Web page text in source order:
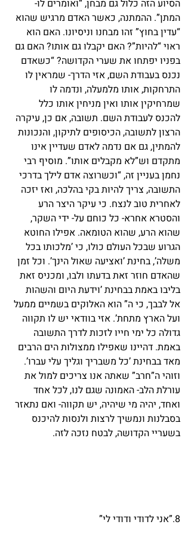
הסיוע הזה כלול גם מבחן, “ואומרים לו-
המתן”. ההמתנה, כאשר האדם מרגיש שהוא
“עדין בחוץ” זהו מבחנו וניסיונו. האם הוא
ראוי “להיות”? האם יקבלו גם אותו? האם גם
בפניו יפתחו את שערי הקדושה? “כשאדם
נכנס בעבודת השם, אזי הדרך- שמראין לו
התרחקות, אותו מלמעלה, ונדמה לו
שמרחיקין אותו ואין מניחין אותו כלל
להכנס לעבודת השם. תשובה, אם כן, עיקרה
הרצון לתשובה, הכיסופים לתיקון, והנכונות
להמתין, גם אם נדמה לאדם שעדיין אינו
מתקדם וש”לא מקבלים אותו”. מוסיף רבי
נחמן בעניין זה, “וכשרוצה אדם לילך בדרכי
התשובה, צריך להיות בקי בהלכה, ואז יזכה
לאחרית טוב לנצח. כי עיקר היצר הרע
והסטרא אחרא- כל כוחם על- ידי השקר,
שהוא הרע, שהוא הטומאה. אפילו החוטא
הגרוע שבכל העולם כולו, כי ’מלכותו בכל
משלה’, בחינת ’ואציעה שאול הינך’. וכל זמן
שהאדם חוזר זאת בדעתו ולבו, ומכניס זאת
בליבו באמת בבחינת ’וידעת היום והשהות
אל לבבך, כי ה” הוא האלוקים בשמיים ממעל
ועל הארץ מתחת’. אזי בוודאי יש לו תקווה
גדולה כל ימי חייו לזכות לדרך התשובה
באמת. דהיינו שאפילו ממצולות הים הרבים
מאד בבחינת ’כל משבריך וגליך עלי עברו’.
וזוהי ה”חרב” שאתה אנו צריכים למול את
עורלת הלב- האמונה שגם לנו, לכל אחד
ואחד, יהיה מי שיהיה, יש תקווה- ואם נתאזר
בסבלנות ונמשיך לרצות ולנסות להיכנס
בשעריי הקדושה, לבטח נזכה לזה.
8.”אני לדודי ודודי לי”